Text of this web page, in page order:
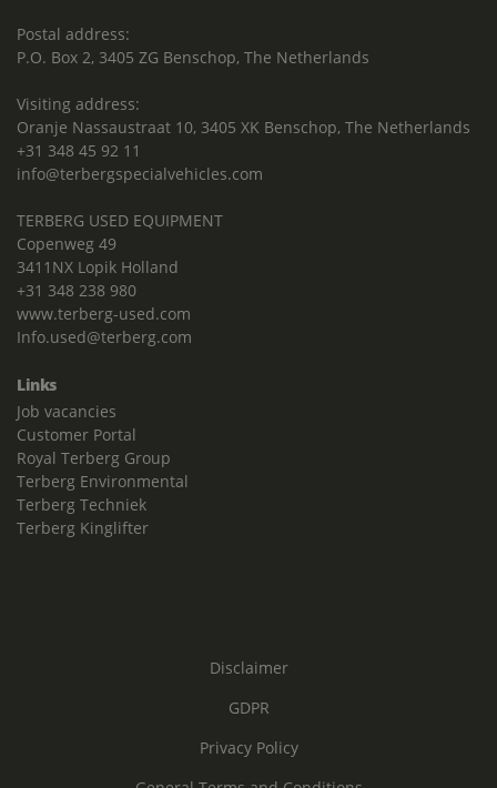
Postal address:
P.O. Box 2, 3405 ZG Benschop, The Netherlands
Visiting address:
Oranje Nassaustraat 10, 3405 XK Benschop, The Netherlands
+31 348 45 92 11
info@terbergspecialvehicles.com
TERBERG USED EQUIPMENT
Copenweg 49
3411NX Lopik Holland
+31 348 238 980
www.terberg-used.com
Info.used@terberg.com
Links
Job vacancies
Customer Portal
Royal Terberg Group
Terberg Environmental
Terberg Techniek
Terberg Kinglifter
Disclaimer
GDPR
Privacy Policy